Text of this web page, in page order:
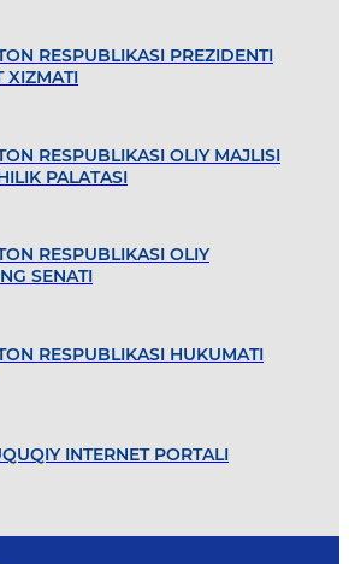
RESPUBLIKASI PREZIDENTI
XIZMATI
RESPUBLIKASI OLIY MAJLISI
PALATASI
RESPUBLIKASI OLIY
SENATI
RESPUBLIKASI HUKUMATI
INTERNET PORTALI